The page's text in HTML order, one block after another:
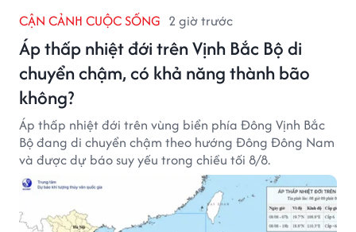
CẬN CẢNH CUỘC SỐNG 2 giờ trước
Áp thấp nhiệt đới trên Vịnh Bắc Bộ di
chuyển chậm, có khả năng thành bão
không?
Áp thấp nhiệt đới trên vùng biển phía Đông Vịnh Bắc
Bộ đang di chuyển chậm theo hướng Đông Đông Nam
và được dự báo suy yếu trong chiều tối 8/8.